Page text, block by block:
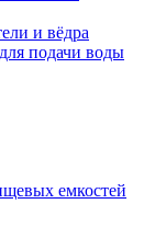
и вёдра
подачи воды
емкостей